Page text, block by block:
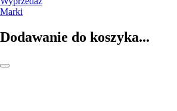
Marki
Dodawanie do koszyka...